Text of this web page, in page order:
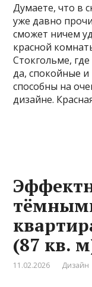
Думаете, что в
уже давно
сможет ничем
красной
Стокгольме,
да, спокойные
способны на
дизайне.
(87 кв.
11.02.2026 Дизайн